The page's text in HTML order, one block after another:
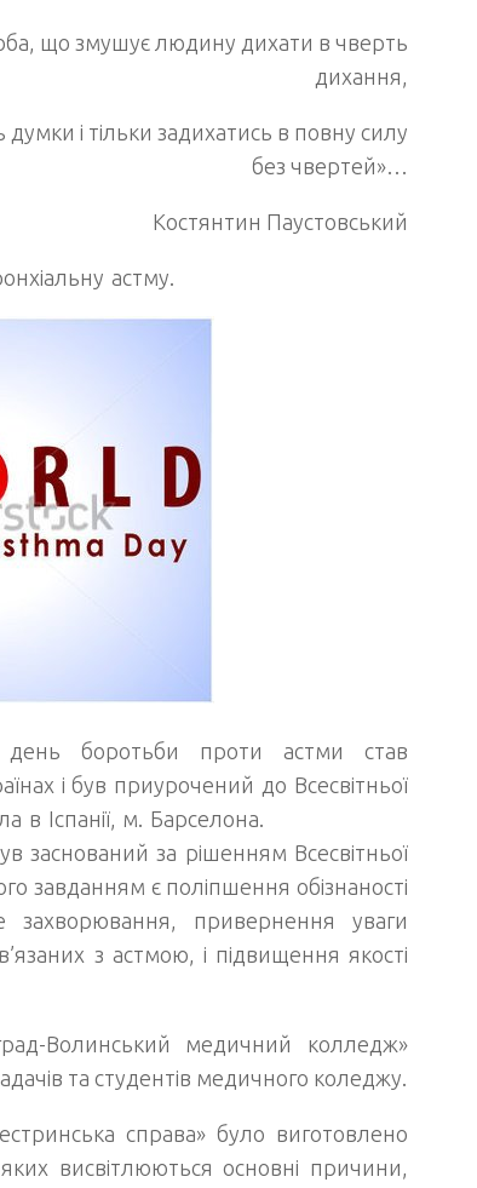
що змушує людину дихати в чверть
дихання,
і тільки задихатись в повну силу
без чвертей»…
Костянтин Паустовський
астму.
боротьби проти астми став
і був приурочений до Всесвітньої
в Іспанії, м. Барселона.
заснований за рішенням Всесвітньої
завданням є поліпшення обізнаності
захворювання, привернення уваги
з астмою, і підвищення якості
Волинський медичний колледж»
та студентів медичного коледжу.
справа» було виготовлено
висвітлюються основні причини,